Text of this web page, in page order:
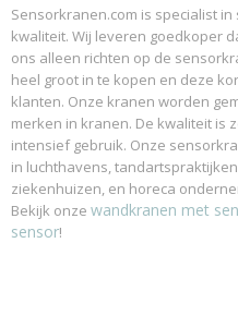
Sensorkranen.com is specialist
kwaliteit. Wij leveren goedkoper
ons alleen richten op de
heel groot in te kopen en deze
klanten. Onze kranen worden
merken in kranen. De kwaliteit is
intensief gebruik. Onze
in luchthavens,
ziekenhuizen, en horeca
Bekijk onze wandkranen met
sensor!